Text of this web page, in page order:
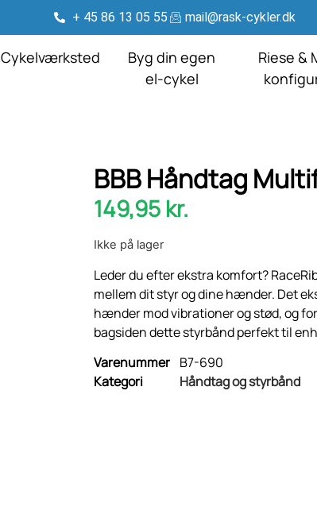
+ 45 86 13 05 55 mail@rask-cykler.dk
Cykelværksted
Byg din egen
el-cykel
Riese &
BBB Håndtag
149,95 kr.
Ikke på lager
Leder du efter ekstra komfort?
mellem dit styr og dine hænder. Det
hænder mod vibrationer og stød, og
bagsiden dette styrbånd perfekt til
Varenummer B7-690
Kategori
Håndtag og styrbånd